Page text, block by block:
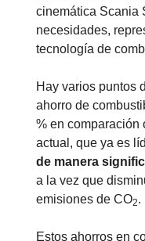
cinemática Scania
necesidades,
tecnología de
Hay varios puntos
ahorro de
% en comparación
actual, que ya es
de manera
a la vez que
emisiones de CO2.
Estos ahorros en